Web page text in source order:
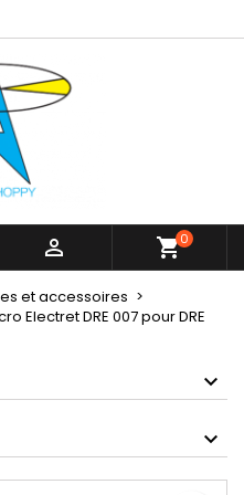
 shopping_cart0
et accessoires
Electret DRE 007 pour DRE
×
×
×
ajouter des produits
Annuler